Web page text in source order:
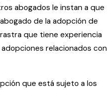
abogados le instan a que
de la adopción de
que tiene experiencia
relacionados con
que está sujeto a los